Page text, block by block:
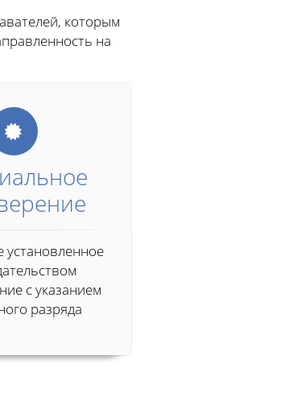
которым
на
установленное
с указанием
разряда